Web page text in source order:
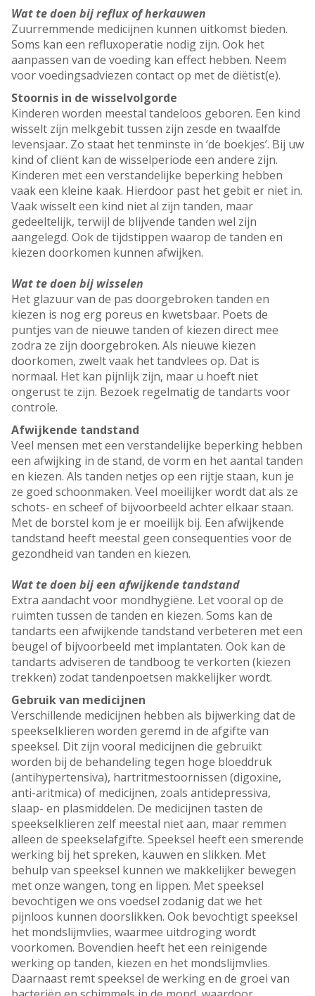
Wat te doen bij reflux of herkauwen
Zuurremmende medicijnen kunnen uitkomst bieden.
Soms kan een refluxoperatie nodig zijn. Ook het
aanpassen van de voeding kan effect hebben. Neem
voor voedingsadviezen contact op met de diëtist(e).
Stoornis in de wisselvolgorde
Kinderen worden meestal tandeloos geboren. Een kind
wisselt zijn melkgebit tussen zijn zesde en twaalfde
levensjaar. Zo staat het tenminste in ‘de boekjes’. Bij uw
kind of cliënt kan de wisselperiode een andere zijn.
Kinderen met een verstandelijke beperking hebben
vaak een kleine kaak. Hierdoor past het gebit er niet in.
Vaak wisselt een kind niet al zijn tanden, maar
gedeeltelijk, terwijl de blijvende tanden wel zijn
aangelegd. Ook de tijdstippen waarop de tanden en
kiezen doorkomen kunnen afwijken.
Wat te doen bij wisselen
Het glazuur van de pas doorgebroken tanden en
kiezen is nog erg poreus en kwetsbaar. Poets de
puntjes van de nieuwe tanden of kiezen direct mee
zodra ze zijn doorgebroken. Als nieuwe kiezen
doorkomen, zwelt vaak het tandvlees op. Dat is
normaal. Het kan pijnlijk zijn, maar u hoeft niet
ongerust te zijn. Bezoek regelmatig de tandarts voor
controle.
Afwijkende tandstand
Veel mensen met een verstandelijke beperking hebben
een afwijking in de stand, de vorm en het aantal tanden
en kiezen. Als tanden netjes op een rijtje staan, kun je
ze goed schoonmaken. Veel moeilijker wordt dat als ze
schots- en scheef of bijvoorbeeld achter elkaar staan.
Met de borstel kom je er moeilijk bij. Een afwijkende
tandstand heeft meestal geen consequenties voor de
gezondheid van tanden en kiezen.
Wat te doen bij een afwijkende tandstand
Extra aandacht voor mondhygiëne. Let vooral op de
ruimten tussen de tanden en kiezen. Soms kan de
tandarts een afwijkende tandstand verbeteren met een
beugel of bijvoorbeeld met implantaten. Ook kan de
tandarts adviseren de tandboog te verkorten (kiezen
trekken) zodat tandenpoetsen makkelijker wordt.
Gebruik van medicijnen
Verschillende medicijnen hebben als bijwerking dat de
speekselklieren worden geremd in de afgifte van
speeksel. Dit zijn vooral medicijnen die gebruikt
worden bij de behandeling tegen hoge bloeddruk
(antihypertensiva), hartritmestoornissen (digoxine,
anti-aritmica) of medicijnen, zoals antidepressiva,
slaap- en plasmiddelen. De medicijnen tasten de
speekselklieren zelf meestal niet aan, maar remmen
alleen de speekselafgifte. Speeksel heeft een smerende
werking bij het spreken, kauwen en slikken. Met
behulp van speeksel kunnen we makkelijker bewegen
met onze wangen, tong en lippen. Met speeksel
bevochtigen we ons voedsel zodanig dat we het
pijnloos kunnen doorslikken. Ook bevochtigt speeksel
het mondslijmvlies, waarmee uitdroging wordt
voorkomen. Bovendien heeft het een reinigende
werking op tanden, kiezen en het mondslijmvlies.
Daarnaast remt speeksel de werking en de groei van